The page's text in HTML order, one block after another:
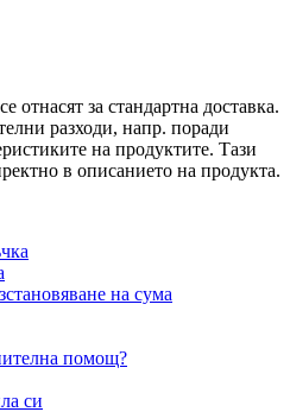
отнасят за стандартна доставка.
разходи, напр. поради
на продуктите. Тази
в описанието на продукта.
на сума
помощ?
си